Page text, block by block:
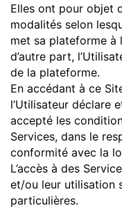
Elles ont pour objet
modalités selon
met sa plateforme à
d’autre part,
de la plateforme.
En accédant à ce
l’Utilisateur déclare
accepté les
Services, dans le
conformité avec la
L’accès à des
et/ou leur utilisation
particulières.